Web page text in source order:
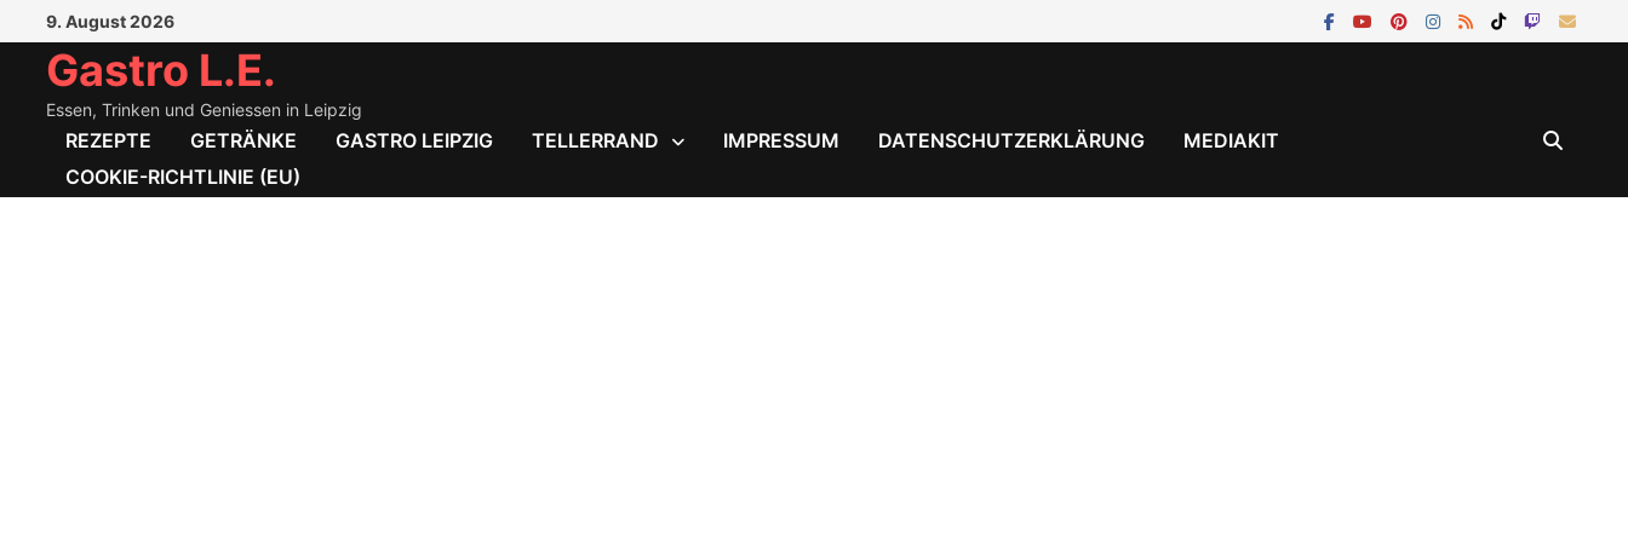
Inhalt
springen
9. August 2026
Gastro L.E.
Essen, Trinken und Geniessen in Leipzig
REZEPTE GETRÄNKE GASTRO LEIPZIG TELLERRAND IMPRESSUM DATENSCHUTZERKLÄRUNG
MEDIAKIT
COOKIE-RICHTLINIE (EU)